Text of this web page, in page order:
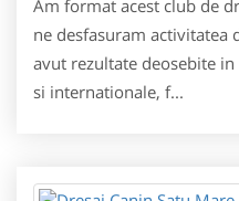
Am format acest club de
ne desfasuram activitatea
avut rezultate deosebite
si internationale, f...